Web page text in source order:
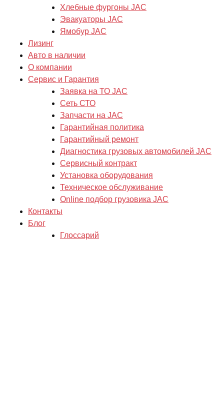
Хлебные фургоны JAC
Эвакуаторы JAC
Ямобур JAC
Лизинг
Авто в наличии
О компании
Сервис и Гарантия
Заявка на ТО JAC
Сеть СТО
Запчасти на JAC
Гарантийная политика
Гарантийный ремонт
Диагностика грузовых автомобилей JAC
Сервисный контракт
Установка оборудования
Техническое обслуживание
Online подбор грузовика JAC
Контакты
Блог
Глоссарий